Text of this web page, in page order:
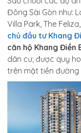
Đông Sài Gòn như:
Villa Park, The
chủ đầu tư Khang
căn hộ Khang Điền
dân cư, được quy
trên mặt tiền đường